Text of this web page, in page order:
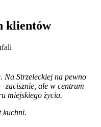
klientów
Na Strzeleckiej na pewno
zacisznie, ale w centrum
miejskiego życia.
kuchni.